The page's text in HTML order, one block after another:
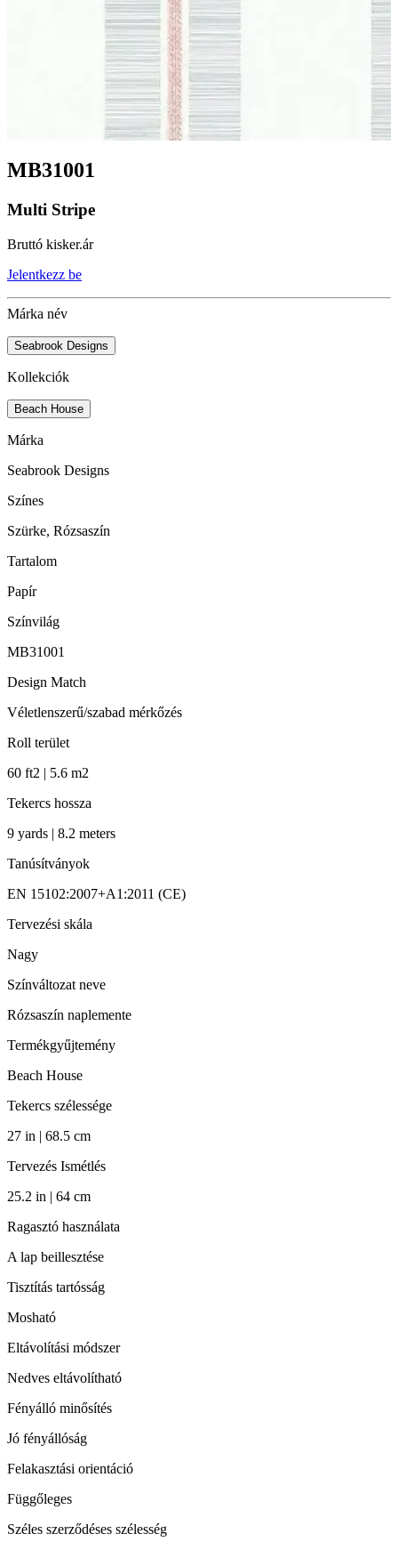
MB31001
Multi Stripe
Bruttó kisker.ár
Jelentkezz be
Márka név
Seabrook Designs
Kollekciók
Beach House
Márka
Seabrook Designs
Színes
Szürke, Rózsaszín
Tartalom
Papír
Színvilág
MB31001
Design Match
Véletlenszerű/szabad mérkőzés
Roll terület
60 ft2 | 5.6 m2
Tekercs hossza
9 yards | 8.2 meters
Tanúsítványok
EN 15102:2007+A1:2011 (CE)
Tervezési skála
Nagy
Színváltozat neve
Rózsaszín naplemente
Termékgyűjtemény
Beach House
Tekercs szélessége
27 in | 68.5 cm
Tervezés Ismétlés
25.2 in | 64 cm
Ragasztó használata
A lap beillesztése
Tisztítás tartósság
Mosható
Eltávolítási módszer
Nedves eltávolítható
Fényálló minősítés
Jó fényállóság
Felakasztási orientáció
Függőleges
Széles szerződéses szélesség